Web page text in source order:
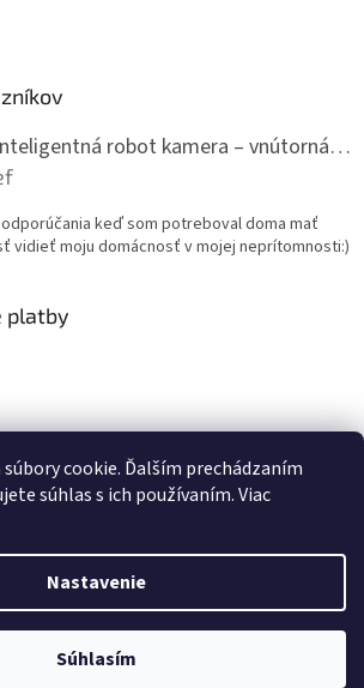
cookie. Ďalším prechádzaním
súhlas s ich používaním. Viac
Nastavenie
Súhlasím
Myers inteligentná robot kamera – vnútorná WiFi kamera
produktu je 5 z 5 hviezdičiek.
keď som potreboval doma mať
vidieť moju domácnosť v mojej neprítomnosti:)
platby
Youtube T-CAM
Vytvoril Shoptet
T-CAM. Všetky práva vyhradené.